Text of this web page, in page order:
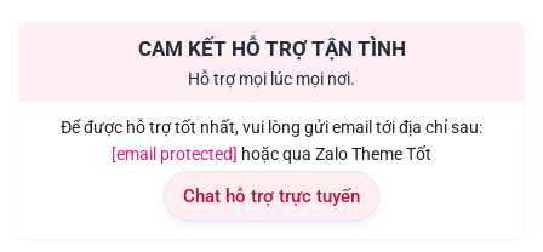
CAM KẾT HỖ TRỢ TẬN TÌNH
Hỗ trợ mọi lúc mọi nơi.
Để được hỗ trợ tốt nhất, vui lòng gửi email tới địa chỉ sau:
[email protected] hoặc qua Zalo Theme Tốt
Chat hỗ trợ trực tuyến